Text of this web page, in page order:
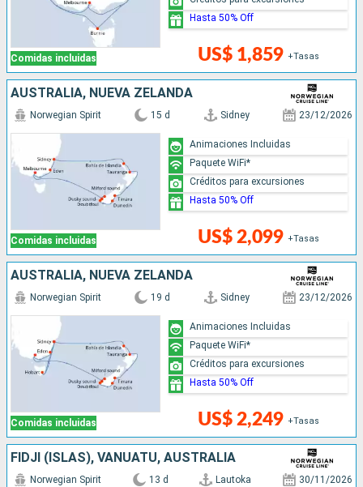
Comidas incluidas US$ 1,859 +Tasas
Hasta 50% Off
AUSTRALIA, NUEVA ZELANDA
Comidas incluidas
Norwegian Spirit 15 d Sidney 23/12/2026
US$ 2,099 +Tasas
Animaciones Incluidas
Paquete WiFi*
Créditos para excursiones
Hasta 50% Off
AUSTRALIA, NUEVA ZELANDA
Comidas incluidas
Norwegian Spirit 19 d Sidney 23/12/2026
US$ 2,249 +Tasas
Animaciones Incluidas
Paquete WiFi*
Créditos para excursiones
Hasta 50% Off
FIDJI (ISLAS), VANUATU, AUSTRALIA
Norwegian Spirit 13 d Lautoka 30/11/2026